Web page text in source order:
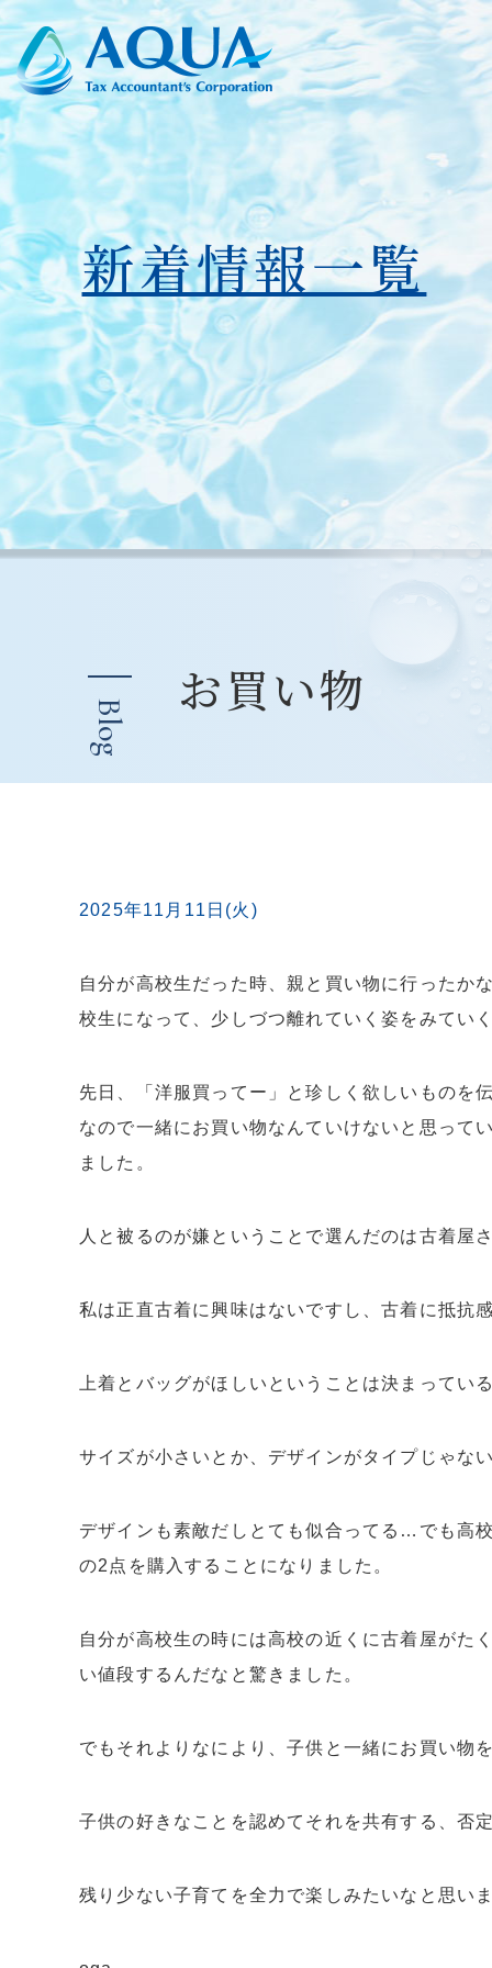
新着情報一覧
お買い物
Blog
2025年11月11日(火)
自分が高校生だった時、親と買い物に行ったか
校生になって、少しづつ離れていく姿をみてい
先日、「洋服買ってー」と珍しく欲しいものを
なので一緒にお買い物なんていけないと思って
ました。
人と被るのが嫌ということで選んだのは古着屋
私は正直古着に興味はないですし、古着に抵抗
上着とバッグがほしいということは決まって
サイズが小さいとか、デザインがタイプじゃ
デザインも素敵だしとても似合ってる…でも高
の2点を購入することになりました。
自分が高校生の時には高校の近くに古着屋がた
い値段するんだなと驚きました。
でもそれよりなにより、子供と一緒にお買い物
子供の好きなことを認めてそれを共有する、否
残り少ない子育てを全力で楽しみたいなと思い